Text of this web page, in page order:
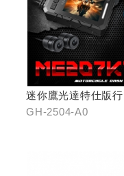
迷你鷹光達特仕版行
記錄器
GH-2504-A0